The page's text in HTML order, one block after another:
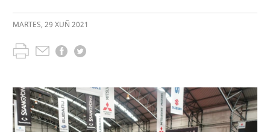
MARTES, 29 XUÑ 2021